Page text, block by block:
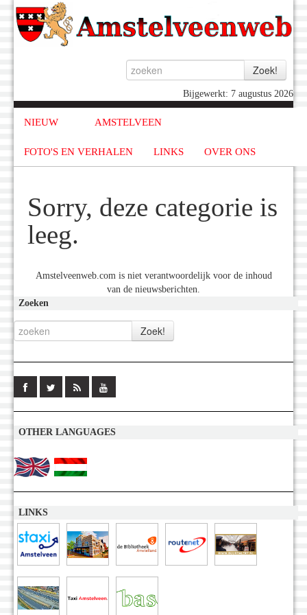
Bijgewerkt: 7 augustus 2026
NIEUW AMSTELVEEN
FOTO'S EN VERHALEN LINKS OVER ONS
Sorry, deze categorie is
leeg.
Amstelveenweb.com is niet verantwoordelijk voor de inhoud
van de nieuwsberichten.
Zoeken
OTHER LANGUAGES
LINKS